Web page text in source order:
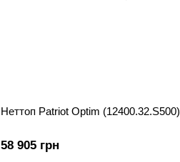
Неттоп Patriot Optim
58 905 грн